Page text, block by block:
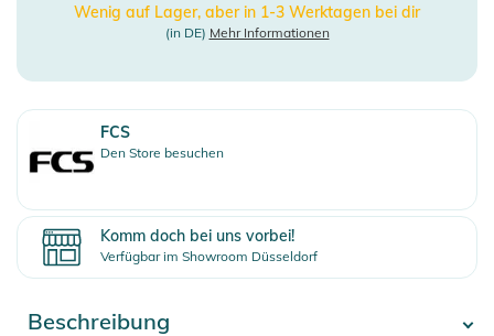
Wenig auf Lager, aber in 1-3 Werktagen bei dir
(in DE) Mehr Informationen
FCS
Den Store besuchen
Komm doch bei uns vorbei!
Verfügbar im Showroom Düsseldorf
Beschreibung